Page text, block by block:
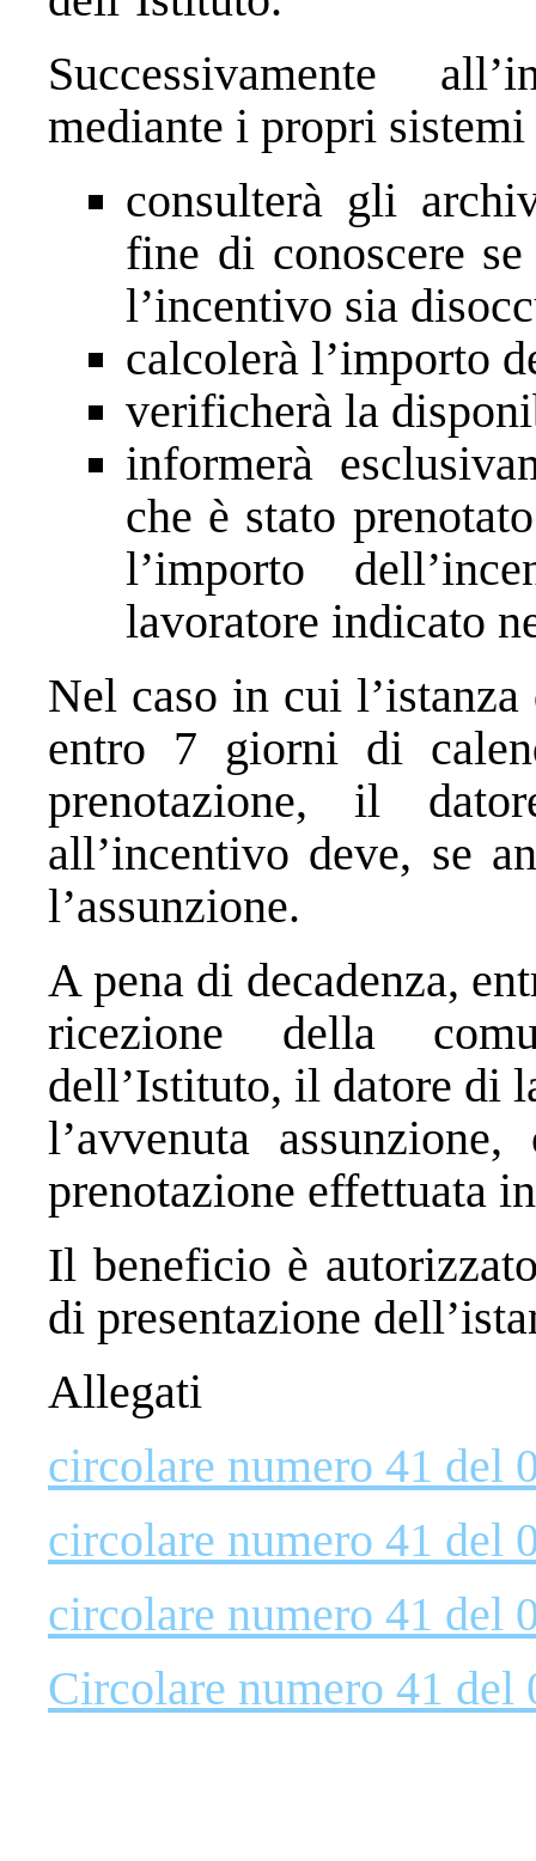
Successivamente
mediante i propri
consulterà gli
fine di conoscere
l’incentivo sia
calcolerà l’importo
verificherà la
informerà
che è stato
l’importo
lavoratore indicato
Nel caso in cui
entro 7 giorni di
prenotazione, il
all’incentivo deve, se
l’assunzione.
A pena di decadenza,
ricezione della
dell’Istituto, il datore di
l’avvenuta
prenotazione effettuata
Il beneficio è
di presentazione
Allegati
circolare numero 41 del
circolare numero 41 del
circolare numero 41 del
Circolare numero 41 del